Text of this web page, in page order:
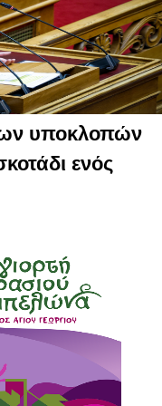
υποκλοπών
ενός